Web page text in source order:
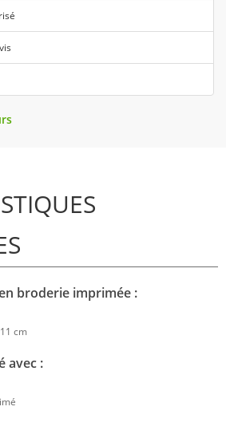
broderie imprimée :
cm
avec :